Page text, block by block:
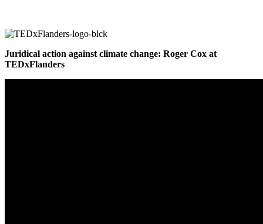
Juridical action against climate change: Roger Cox at
TEDxFlanders